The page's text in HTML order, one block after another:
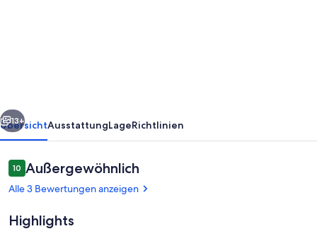
Wi-
Fi
Weiter
13+
ÜbersichtAusstattungLageRichtlinien
Bewertungen
1010 von 10.
Außergewöhnlich
Alle 3 Bewertungen anzeigen
Highlights